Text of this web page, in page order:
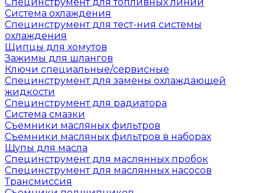
Система охлаждения
Специнструмент для тест-ния системы
охлаждения
Щипцы для хомутов
Зажимы для шлангов
Ключи специальные/сервисные
Специнструмент для замены охлаждающей
жидкости
Специнструмент для радиатора
Система смазки
Съемники масляных фильтров
Съемники масляных фильтров в наборах
Щупы для масла
Специнструмент для маслянных пробок
Специнструмент для маслянных насосов
Трансмиссия